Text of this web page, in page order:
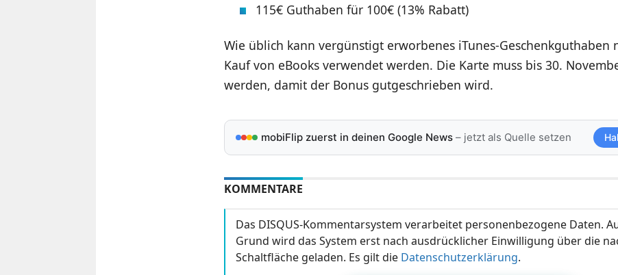
115€ Guthaben für 100€ (13% Rabatt)
Wie üblich kann vergünstigt erworbenes iTunes-Geschenkguthaben
Kauf von eBooks verwendet werden. Die Karte muss bis 30.
werden, damit der Bonus gutgeschrieben wird.
mobiFlip zuerst in deinen Google News– jetzt als Quelle setzen
KOMMENTARE
Das DISQUS-Kommentarsystem verarbeitet personenbezogene Daten.
Grund wird das System erst nach ausdrücklicher Einwilligung über die
Schaltfläche geladen. Es gilt die Datenschutzerklärung.